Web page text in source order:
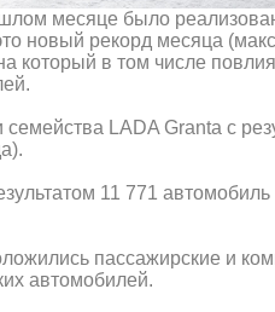
месяце было
новый рекорд месяца
который в том числе
LADA Granta с
11 771
пассажирские и
автомобилей.